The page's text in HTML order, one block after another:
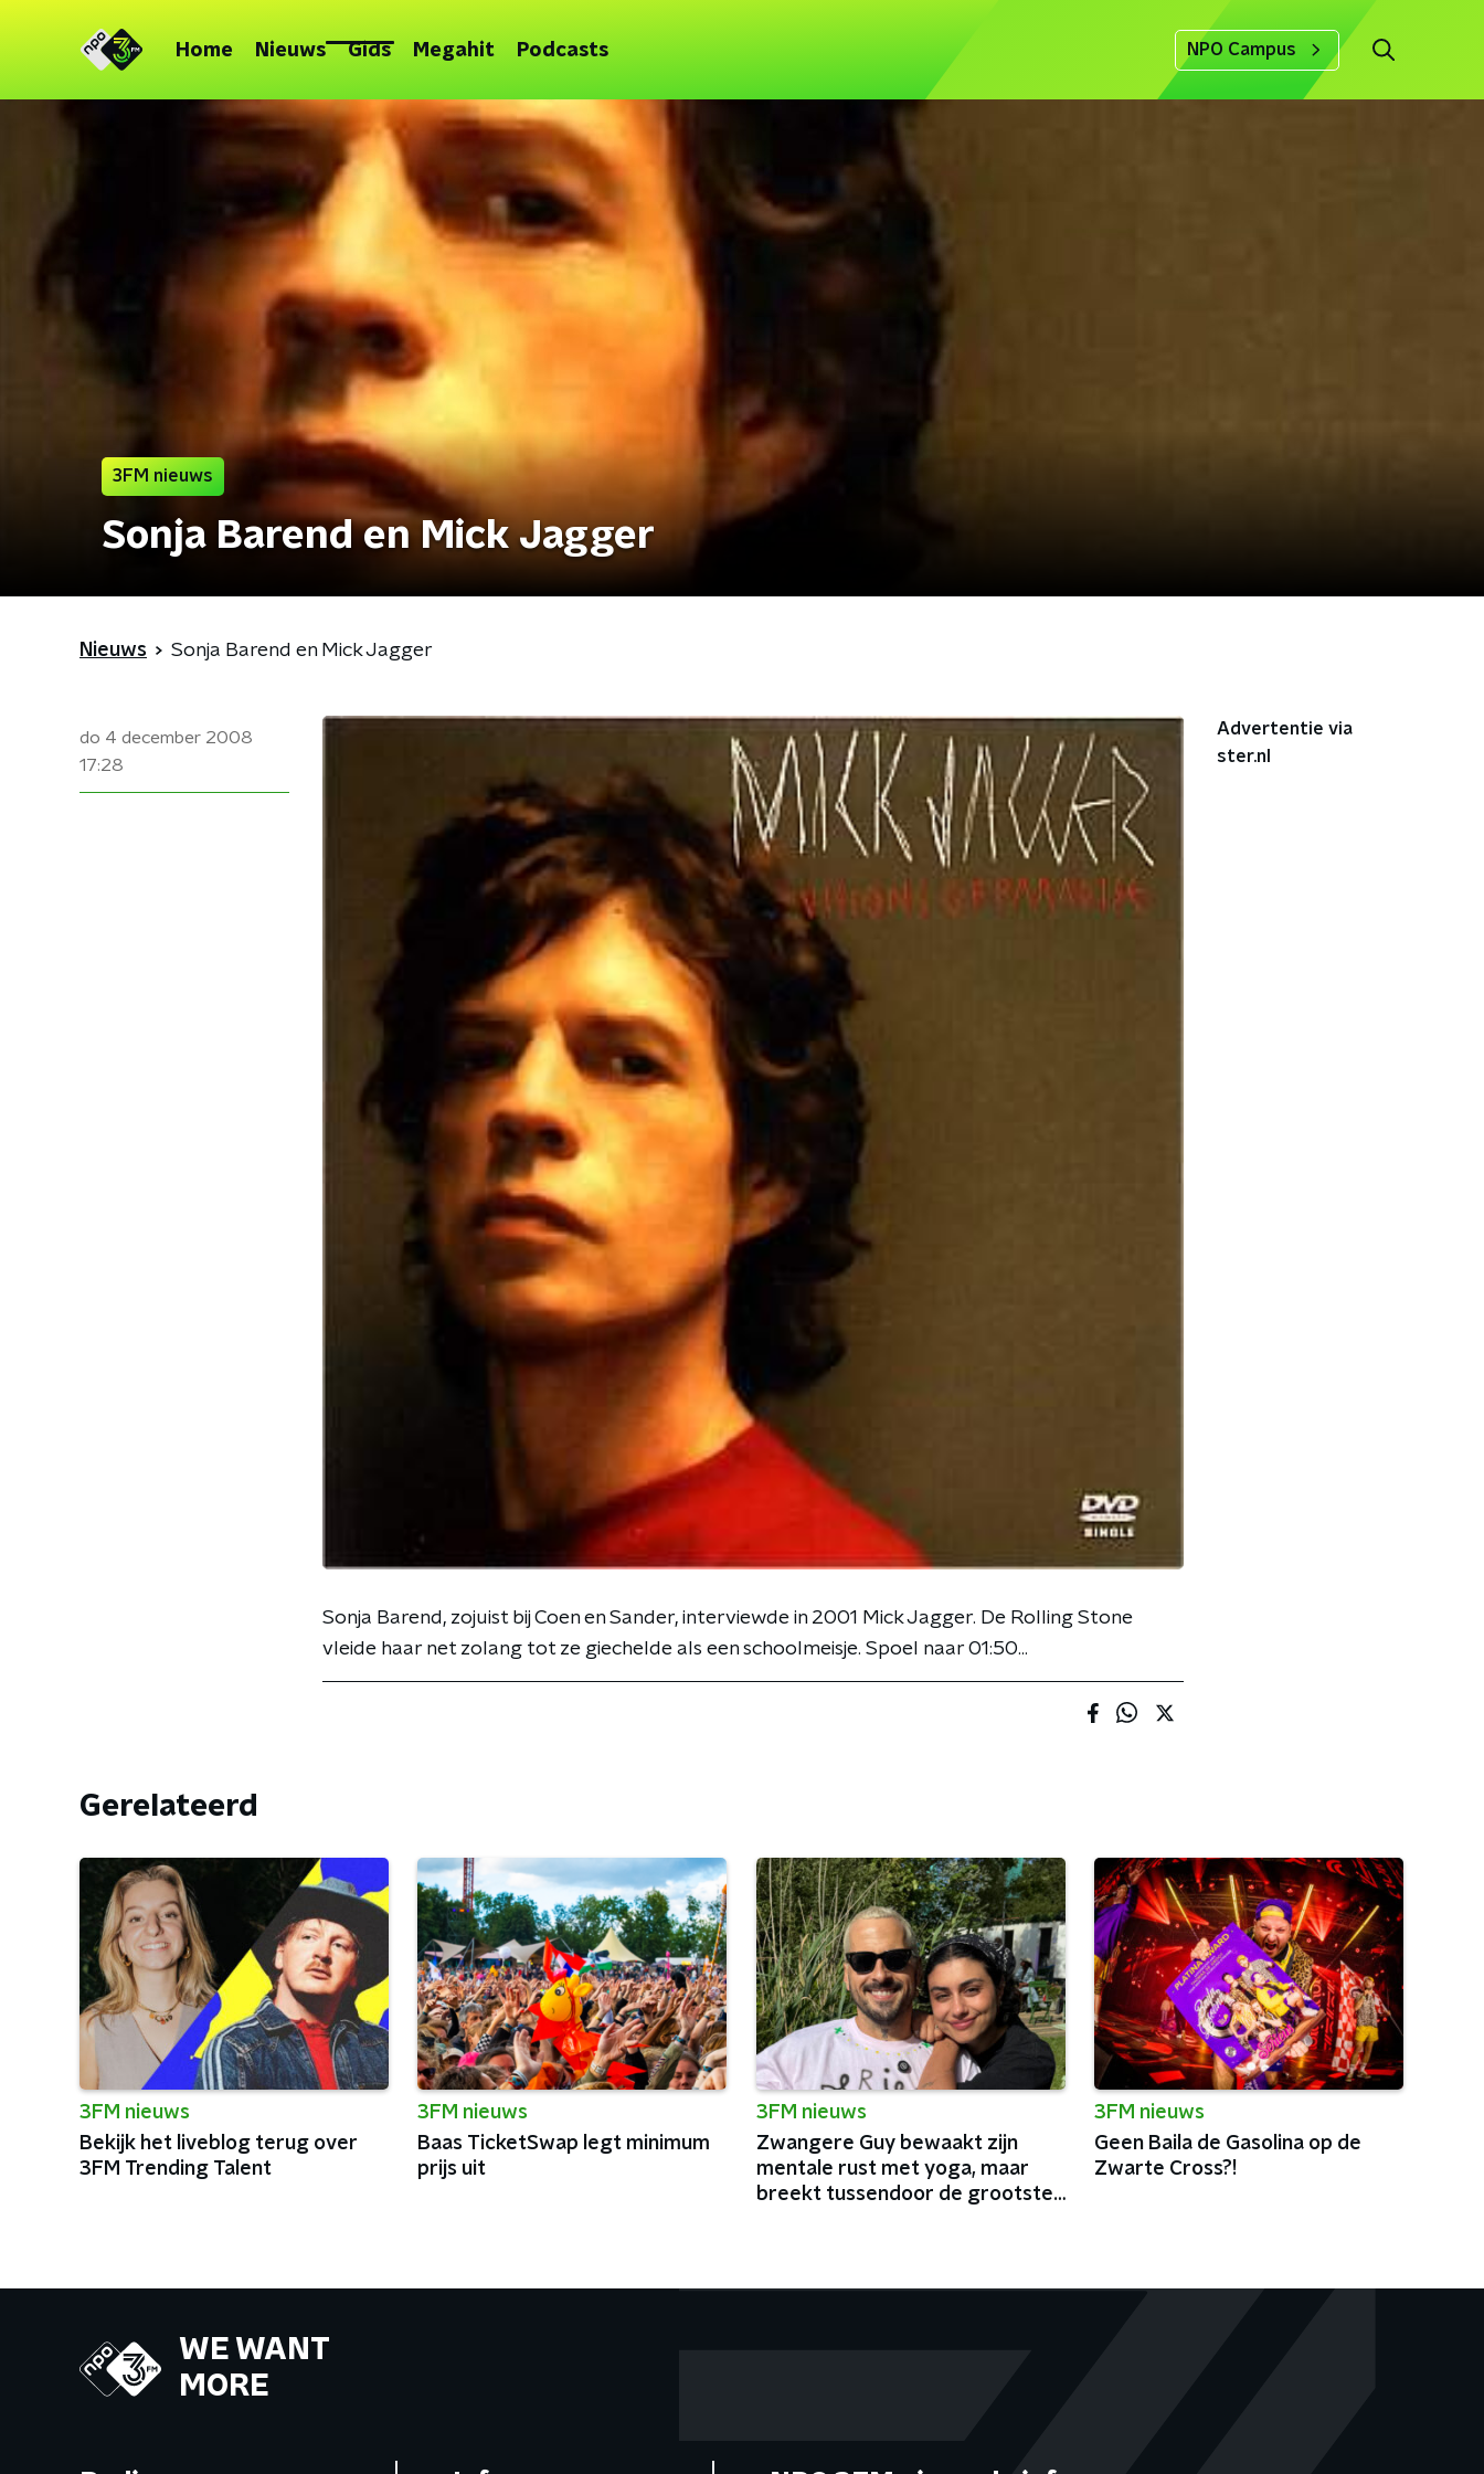
Home Nieuws Gids Megahit Podcasts NPO Campus
3FM nieuws
Sonja Barend en Mick Jagger
Nieuws Sonja Barend en Mick Jagger
do 4 december 2008
17:28
Sonja Barend, zojuist bij Coen en Sander, interviewde in 2001 Mick Jagger. De Rolling Stone
vleide haar net zolang tot ze giechelde als een schoolmeisje. Spoel naar 01:50...
Advertentie via
ster.nl
Gerelateerd
3FM nieuws
Bekijk het liveblog terug over
3FM Trending Talent
3FM nieuws
Baas TicketSwap legt minimum
prijs uit
3FM nieuws
Zwangere Guy bewaakt zijn
mentale rust met yoga, maar
breekt tussendoor de grootste
3FM nieuws
Geen Baila de Gasolina op de
Zwarte Cross?!
WE WANT
MORE